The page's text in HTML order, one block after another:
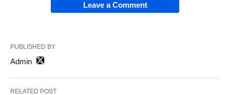
Leave a Comment
PUBLISHED BY
Admin
RELATED POST